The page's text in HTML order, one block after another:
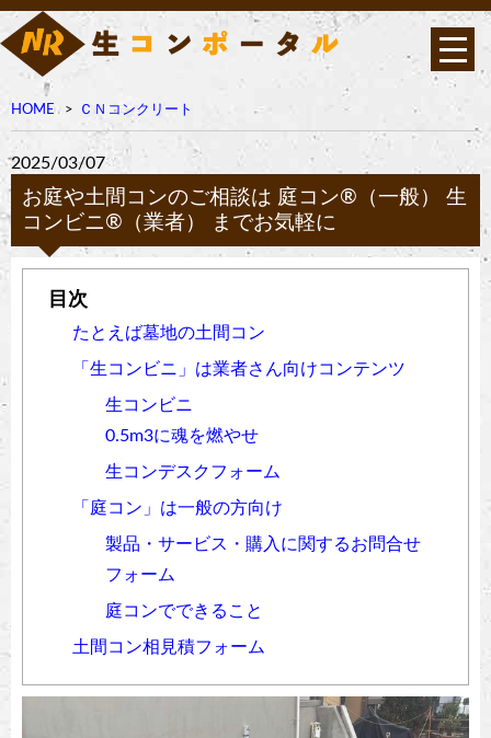
HOME ＣＮコンクリート
2025/03/07
お庭や土間コンのご相談は 庭コン®︎（一般） 生
コンビニ®︎（業者） までお気軽に
たとえば墓地の土間コン
「生コンビニ」は業者さん向けコンテンツ
生コンビニ
0.5m3に魂を燃やせ
生コンデスクフォーム
「庭コン」は一般の方向け
製品・サービス・購入に関するお問合せ
フォーム
庭コンでできること
土間コン相見積フォーム